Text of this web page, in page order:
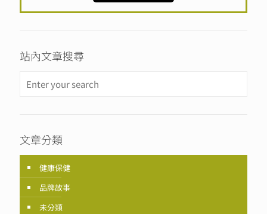
站內文章搜尋
文章分類
健康保健
品牌故事
未分類